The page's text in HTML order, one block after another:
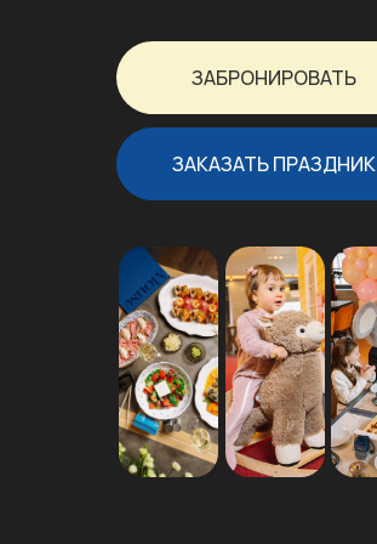
ЗАКАЗАТЬ ПРАЗДНИК
ЗАБРОНИРОВАТЬ